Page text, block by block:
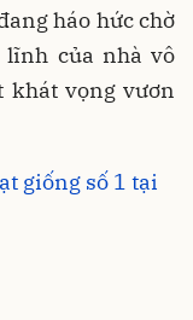
háo hức chờ
của nhà vô
khát vọng vươn
giống số 1 tại